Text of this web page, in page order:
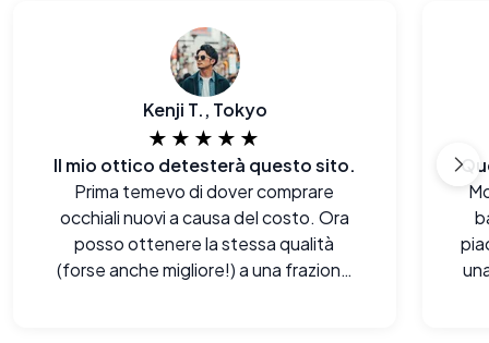
Kenji T., Tokyo
★★★★★
Il mio ottico detesterà questo sito.
Prima temevo di dover comprare
occhiali nuovi a causa del costo. Ora
posso ottenere la stessa qualità
(forse anche migliore!) a una frazione